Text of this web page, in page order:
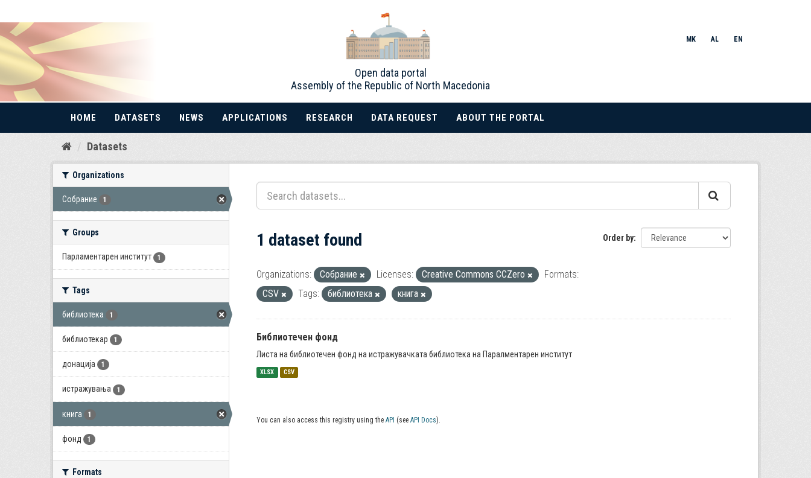
Skip
Open data portal
Assembly of the Republic of North Macedonia
MK AL EN
HOME DATASETS NEWS APPLICATIONS RESEARCH DATA REQUEST ABOUT THE PORTAL
Datasets
Organizations
Собрание 1
Groups
Парламентарен институт 1
Tags
библиотека 1
библиотекар 1
донација 1
истражувања 1
книга 1
фонд 1
Formats
Order by
1 dataset found
Organizations: Собрание Licenses: Creative Commons CCZero
Formats:
CSV
Tags: библиотека книга
Библиотечен фонд
Листа на библиотечен фонд на истражувачката библиотека на Паралментарен институт
XLSX CSV
You can also access this registry using the API (see API Docs).